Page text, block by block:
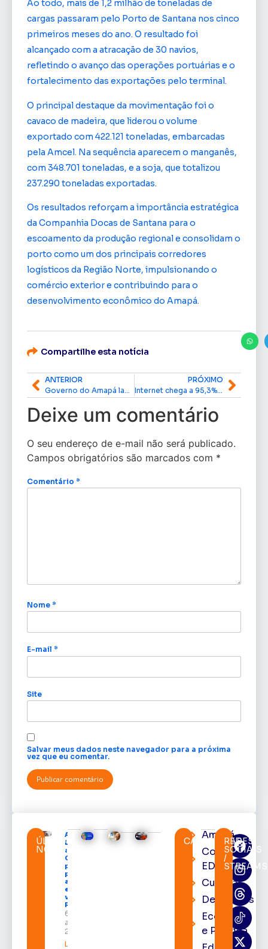
Ao todo, mais de 1,2 milhão de toneladas de
cargas passaram pelo Porto de Santana nos cinco
primeiros meses do ano. O resultado foi
alcançado com a atracação de 30 navios,
refletindo o avanço das operações portuárias e o
fortalecimento das exportações pelo terminal.
O principal destaque da movimentação foi o
cavaco de madeira, que liderou o volume
exportado com 422.121 toneladas, embarcadas
pela Amcel. Na sequência aparecem o manganês,
com 348.701 toneladas, e a soja, que totalizou
237.290 toneladas exportadas.
Os resultados reforçam a importância estratégica
da Companhia Docas de Santana para o
escoamento da produção regional e consolidam o
porto como um dos principais corredores
logísticos da Região Norte, impulsionando o
comércio exterior e contribuindo para o
desenvolvimento econômico do Amapá.
Compartilhe esta notícia
ANTERIOR
PRÓXIMO
Internet chega a 95,3% dos domicílios no Amapá e acesso segue em expansão, aponta IBGE
Deixe um comentário
O seu endereço de e-mail não será publicado.
Campos obrigatórios são marcados com *
Comentário *
Nome *
E-mail *
Site
Salvar meus dados neste navegador para a próxima
vez que eu comentar.
ÚLTIMAS
NOTÍCIAS
Após veto,
Lula envia
ao
Congresso
projeto
para criar
a UNIFRON
e grava
vídeo para
Randolfe
6 de
agosto de
2026
Leia mais »
CATEGORIAS
Amapá
Cortes
EDcast
Cultura
Destaques
Economia
e Política
REDES
SOCIAIS
/
STREAMS